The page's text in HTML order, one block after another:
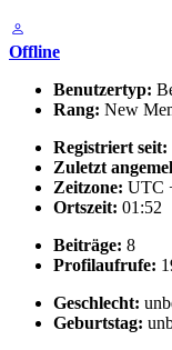
Offline
Benutzertyp:
Rang: New
Registriert seit:
Zuletzt
Zeitzone: UTC
Ortszeit: 01:52
Beiträge: 8
Profilaufrufe:
Geschlecht:
Geburtstag: